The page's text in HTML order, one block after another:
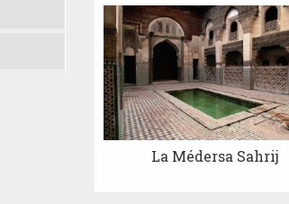
La Médersa Sahrij